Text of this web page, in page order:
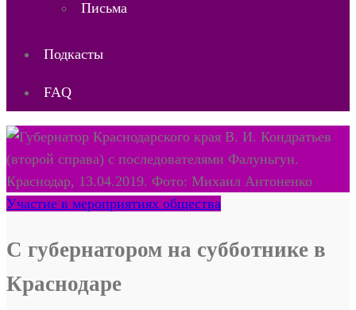
Письма
Подкасты
FAQ
Участие в мероприятиях общества
С губернатором на субботнике в
Краснодаре